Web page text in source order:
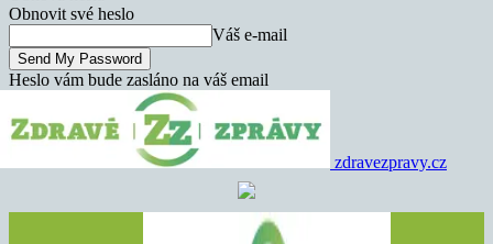
Obnovit své heslo
Váš e-mail
Heslo vám bude zasláno na váš email
zdravezpravy.cz